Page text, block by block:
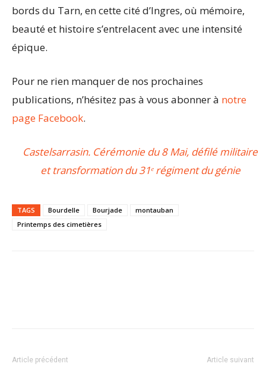
bords du Tarn, en cette cité d’Ingres, où mémoire,
beauté et histoire s’entrelacent avec une intensité
épique.
Pour ne rien manquer de nos prochaines
publications, n’hésitez pas à vous abonner à notre
page Facebook.
Castelsarrasin. Cérémonie du 8 Mai, défilé militaire
et transformation du 31ᵉ régiment du génie
TAGS Bourdelle Bourjade
montauban
Printemps des cimetières
Article précédent Article suivant